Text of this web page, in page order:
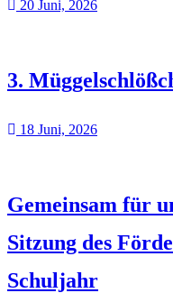
20 Juni, 2026
3.
18 Juni, 2026
Gemeinsam für
Sitzung des
Schuljahr